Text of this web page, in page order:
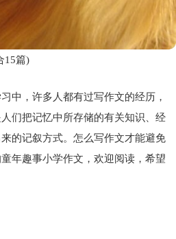
15篇)
中，许多人都有过写作文的经历，
们把记忆中所存储的有关知识、经
的记叙方式。怎么写作文才能避免
年趣事小学作文，欢迎阅读，希望